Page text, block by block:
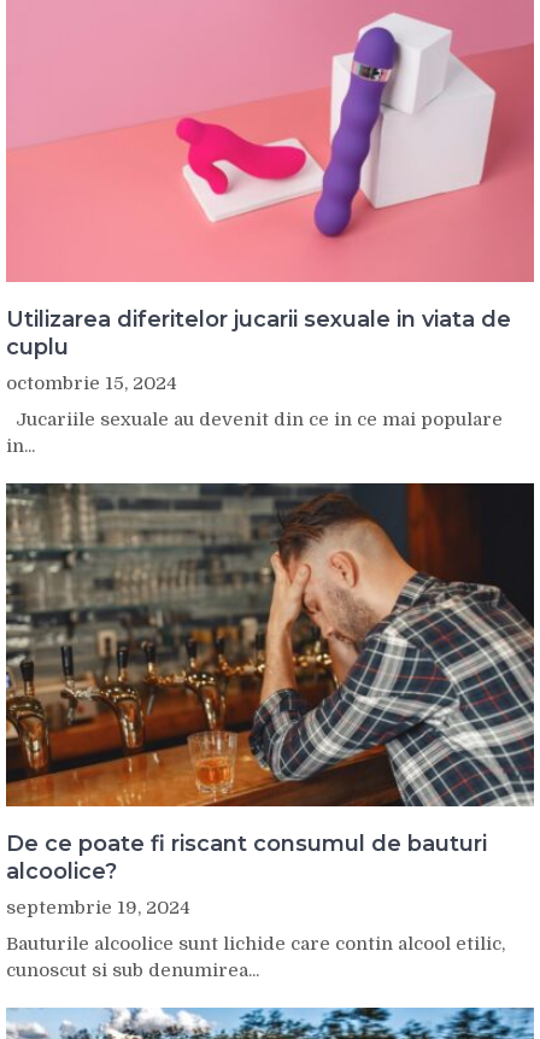
Utilizarea diferitelor jucarii sexuale in viata de
cuplu
octombrie 15, 2024
Jucariile sexuale au devenit din ce in ce mai populare
in...
De ce poate fi riscant consumul de bauturi
alcoolice?
septembrie 19, 2024
Bauturile alcoolice sunt lichide care contin alcool etilic,
cunoscut si sub denumirea...